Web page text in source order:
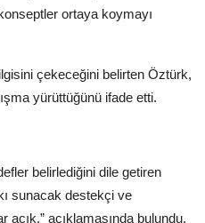
ortaya koymayı
çekeceğini belirten Öztürk,
yürüttüğünü ifade etti.
belirlediğini dile getiren
sunacak destekçi ve
açıklamasında bulundu.